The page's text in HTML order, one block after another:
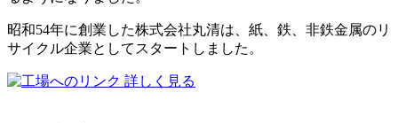
昭和54年に創業した株式会社丸清は、紙、鉄、非鉄金属のリ
サイクル企業としてスタートしました。
詳しく見る